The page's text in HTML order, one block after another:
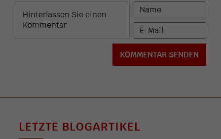
LETZTE BLOGARTIKEL